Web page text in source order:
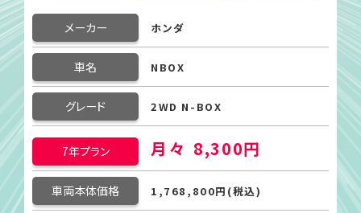
メーカー ホンダ
車名 NBOX
グレード 2WD N-BOX
7年プラン 月々 8,300円
車両本体価格 1,768,800円(税込)